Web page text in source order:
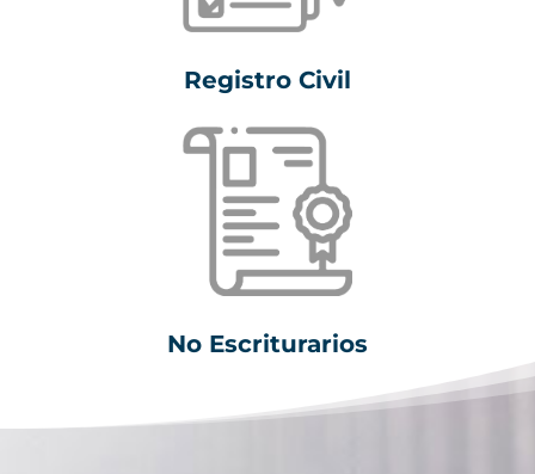
Registro Civil
No Escriturarios